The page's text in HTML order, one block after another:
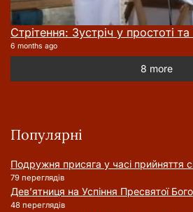
Стрітення: Зустріч у простоті та
6 months ago
8 more
Популярні
Подружня присягa у часі прийняття
79 переглядів
Дев’ятниця на Успіння Пресвятої
48 переглядів